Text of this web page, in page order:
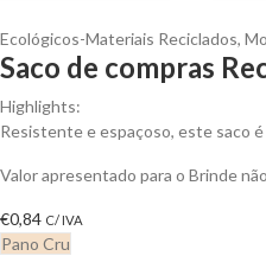
Ecológicos-Materiais Reciclados,
Saco de compras
Highlights:
Resistente e espaçoso, este saco
Valor apresentado para o Brinde
€0,84 C/ IVA
Pano Cru